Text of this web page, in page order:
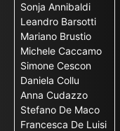
Sonja Annibaldi
Leandro Barsotti
Mariano Brustio
Michele Caccamo
Simone Cescon
Daniela Collu
Anna Cudazzo
Stefano De Maco
Francesca De Luisi